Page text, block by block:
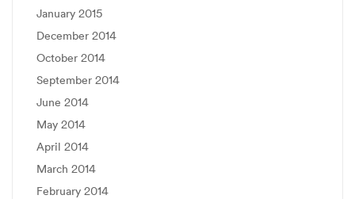
January 2015
December 2014
October 2014
September 2014
June 2014
May 2014
April 2014
March 2014
February 2014